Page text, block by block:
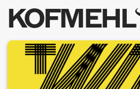
KOFMEHL
PROGRAMM